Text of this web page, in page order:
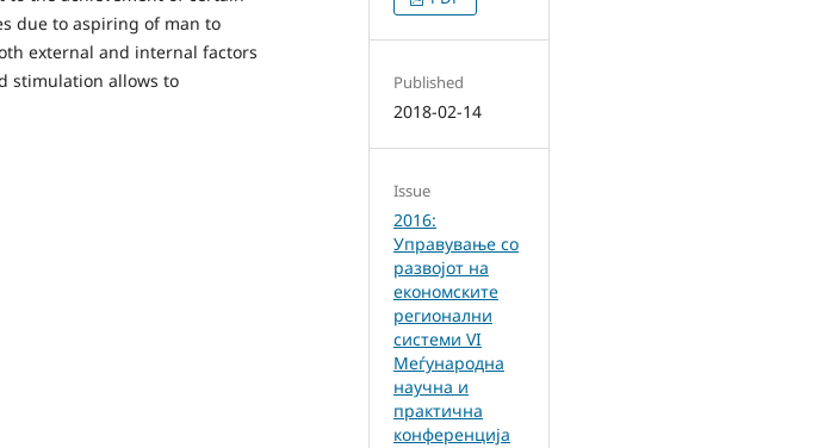
due to aspiring of man to
external and internal factors
stimulation allows to
Published
2018-02-14
Issue
2016:
Управување со
развојот на
економските
регионални
системи VI
Меѓународна
научна и
практична
конференција